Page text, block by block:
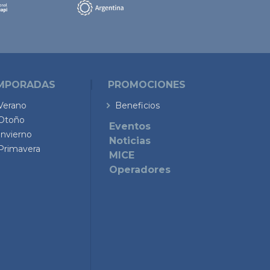
PROMOCIONES
Beneficios
Eventos
Noticias
MICE
Operadores